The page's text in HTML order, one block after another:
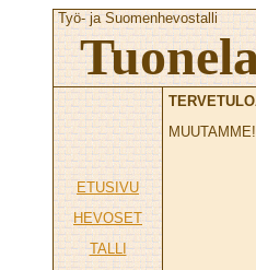
Työ- ja Suomenhevostalli
ETUSIVU
HEVOSET
TALLI